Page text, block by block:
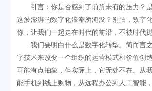
引言：你是否感到了前所未有的压力？
这波澎湃的数字化浪潮所淹没？别怕，数字
你，让我们一起走在时代的前沿，不被时代抛
我们要明白什么是数字化转型。简而言
字技术来改变一个组织的运营模式和价值创
可能有点抽象，但实际上，它无处不在。从
能手机到线上购物，从远程办公到人工智能